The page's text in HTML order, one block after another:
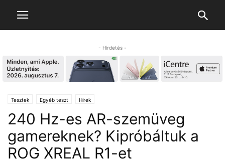
- Hirdetés -
Tesztek Egyéb teszt Hírek
240 Hz-es AR-szemüveg
gamereknek? Kipróbáltuk a
ROG XREAL R1-et